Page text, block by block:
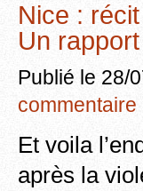
Nice :
Un
Publié le 28/
commentaire
Et voila
après la